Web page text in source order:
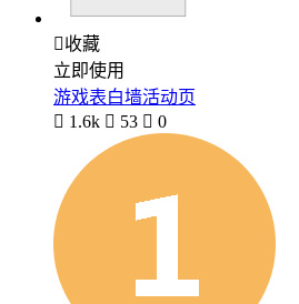
收藏
立即使用
游戏表白墙活动页
 1.6k  53  0